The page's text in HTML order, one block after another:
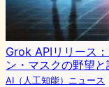
Grok APIリリース
ン・マスクの野望と
AI（人工知能）ニュース